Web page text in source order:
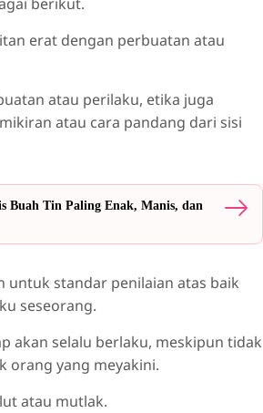
erat dengan perbuatan atau
atau perilaku, etika juga
atau cara pandang dari sisi
Buah Tin Paling Enak, Manis, dan
untuk standar penilaian atas baik
seseorang.
akan selalu berlaku, meskipun tidak
orang yang meyakini.
atau mutlak.